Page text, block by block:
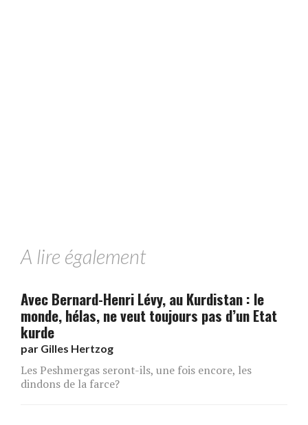
A lire également
Avec Bernard-Henri Lévy, au Kurdistan : le
monde, hélas, ne veut toujours pas d’un Etat
kurde
par Gilles Hertzog
Les Peshmergas seront-ils, une fois encore, les
dindons de la farce?